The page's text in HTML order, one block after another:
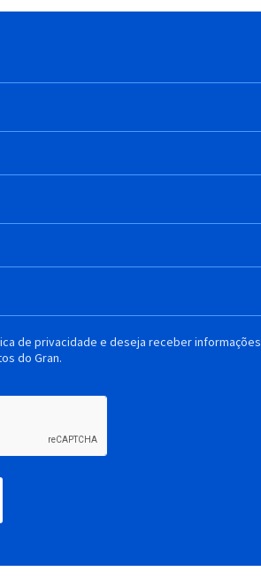
de privacidade e deseja receber informações
do Gran.